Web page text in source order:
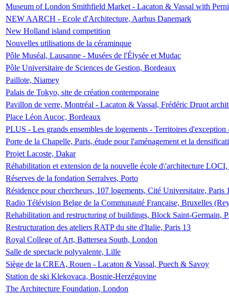
Museum of London Smithfield Market - Lacaton & Vassal with
NEW AARCH - Ecole d'Architecture, Aarhus Danemark
New Holland island competition
Nouvelles utilisations de la céraminque
Pôle Muséal, Lausanne - Musées de l'Élysée et Mudac
Pôle Universitaire de Sciences de Gestion, Bordeaux
Paillote, Niamey
Palais de Tokyo, site de création contemporaine
Pavillon de verre, Montréal - Lacaton & Vassal, Frédéric Druot
Place Léon Aucoc, Bordeaux
PLUS - Les grands ensembles de logements - Territoires
Porte de la Chapelle, Paris, étude pour l'aménagement et la
Projet Lacoste, Dakar
Réhabilitation et extension de la nouvelle école d\'architecture
Réserves de la fondation Serralves, Porto
Résidence pour chercheurs, 107 logements, Cité Universitaire, Paris
Radio Télévision Belge de la Communauté Française, Bruxelles
Rehabilitation and restructuring of buildings, Block Saint-Germain,
Restructuration des ateliers RATP du site d'Italie, Paris 13
Royal College of Art, Battersea South, London
Salle de spectacle polyvalente, Lille
Siège de la CREA, Rouen - Lacaton & Vassal, Puech & Savoy
Station de ski Klekovaca, Bosnie-Herzégovine
The Architecture Foundation, London